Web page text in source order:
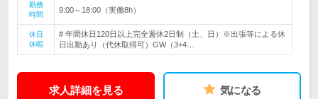
勤務
時間
9:00～18:00（実働8h）
休日
休暇
# 年間休日120日以上完全週休2日制（土、日）※出張等による休
日出勤あり（代休取得可）GW（3+4…
求人詳細を見る 気になる